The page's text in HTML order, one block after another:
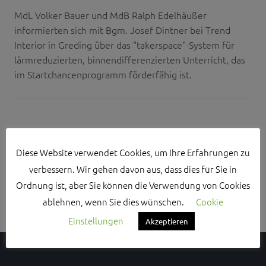
MdL Volker Bauer und MdB Ralph Edelhäußer
informierten sich mit Bgm. Josef Dintner bei Trend
Interior in Greding über das "takerspace"-System für
lärmreduzierten, binnendifferenzierten Unterricht, das
im Startchancenprogramm förderfähig ist.
Search Sidebar Widget Area
Please login and add some widgets to this widget area.
Diese Website verwendet Cookies, um Ihre Erfahrungen zu
verbessern. Wir gehen davon aus, dass dies für Sie in
Ordnung ist, aber Sie können die Verwendung von Cookies
ablehnen, wenn Sie dies wünschen.
Cookie
Einstellungen
Akzeptieren